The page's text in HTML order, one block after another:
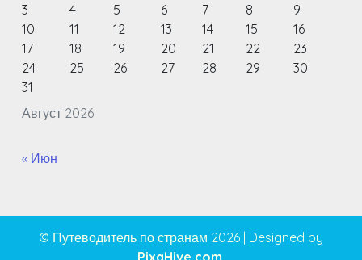
Август 2026
3
4 5 6 7 8
9
10
11 12 13 14 15
16
17
18 19 20 21 22
23
24
25 26 27 28 29
30
31
« Июн
© Путеводитель по странам 2026 | Designed by
PixaHive.com